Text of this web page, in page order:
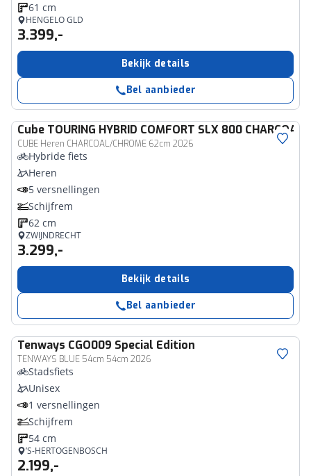
61 cm
HENGELO GLD
3.399,-
Bekijk details
Bel aanbieder
Cube TOURING HYBRID COMFORT SLX 800 CHARCOAL/
CUBE Heren CHARCOAL/CHROME 62cm 2026
Hybride fiets
Heren
5 versnellingen
Schijfrem
62 cm
ZWIJNDRECHT
3.299,-
Bekijk details
Bel aanbieder
Tenways CGO009 Special Edition
TENWAYS BLUE 54cm 54cm 2026
Stadsfiets
Unisex
1 versnellingen
Schijfrem
54 cm
’S-HERTOGENBOSCH
2.199,-